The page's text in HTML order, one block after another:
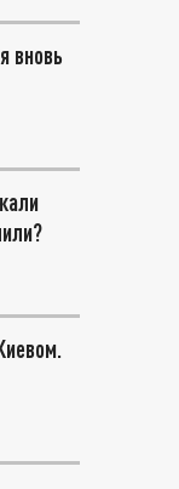
вновь